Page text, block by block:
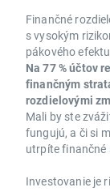
Finančné
s vysokým
pákového
Na 77 % účtov
finančným
rozdielovými
Mali by ste
fungujú, a či si
utrpíte finančné
Investovanie je